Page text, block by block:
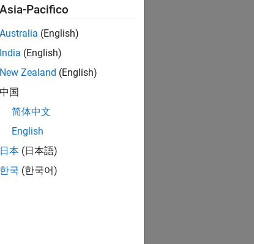
Asia-Pacifico
Australia (English)
India (English)
New Zealand (English)
中国
简体中文
English
日本 (日本語)
한국 (한국어)